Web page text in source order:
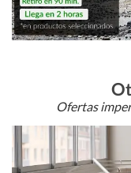
Ofertas